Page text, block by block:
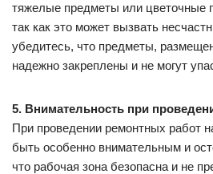
тяжелые предметы или цветочные
так как это может вызвать
убедитесь, что предметы,
надежно закреплены и не могут
5. Внимательность при
При проведении ремонтных работ
быть особенно внимательным и
что рабочая зона безопасна и не